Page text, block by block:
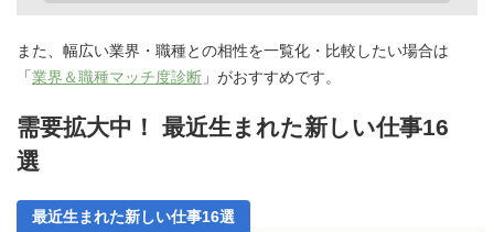
また、幅広い業界・職種との相性を一覧化・比較したい場合は
「業界＆職種マッチ度診断 」がおすすめです。
需要拡大中！ 最近生まれた新しい仕事16
選
最近生まれた新しい仕事16選